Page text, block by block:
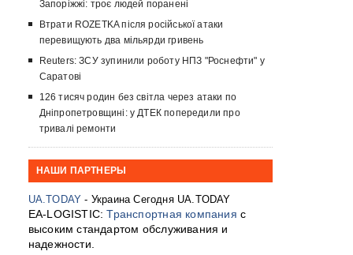
Запоріжжі: троє людей поранені
Втрати ROZETKA після російської атаки
перевищують два мільярди гривень
Reuters: ЗСУ зупинили роботу НПЗ "Роснефти" у
Саратові
126 тисяч родин без світла через атаки по
Дніпропетровщині: у ДТЕК попередили про
тривалі ремонти
НАШИ ПАРТНЕРЫ
UA.TODAY - Украина Сегодня UA.TODAY
EA-LOGISTIC:Транспортная компания с
высоким стандартом обслуживания и
надежности.